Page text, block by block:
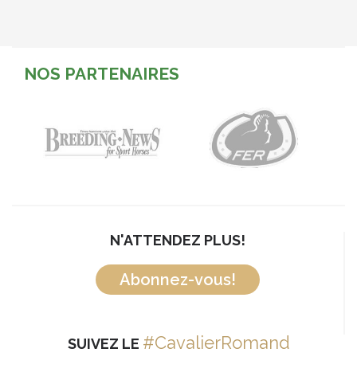
NOS PARTENAIRES
N'ATTENDEZ PLUS!
Abonnez-vous!
SUIVEZ LE #CavalierRomand